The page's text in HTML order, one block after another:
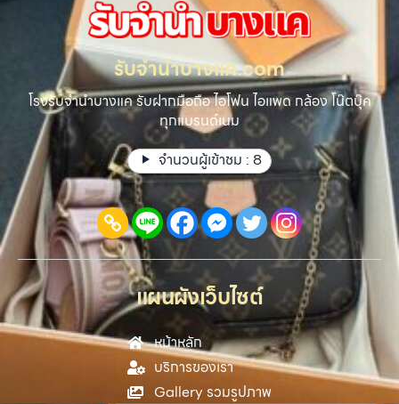
รับจํานําบางแค.com
โรงรับจำนำบางแค รับฝากมือถือ ไอโฟน ไอแพด กล้อง โน๊ตบุ๊ค
ทุกแบรนด์เนม
จำนวนผู้เข้าชม : 8
แผนผังเว็บไซต์
หน้าหลัก
บริการของเรา
Gallery รวมรูปภาพ